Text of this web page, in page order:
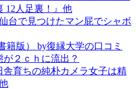
12人足裏！』他
台で見つけたマン屁でシャボ
籍版） by復縁大学の口コミ
２ｃｈに流出？
舎育ちの純朴カメラ女子は精